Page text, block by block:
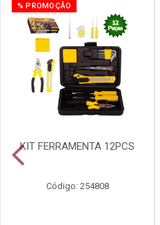
% PROMOÇÃO
KIT FERRAMENTA 12PCS
Código: 254808